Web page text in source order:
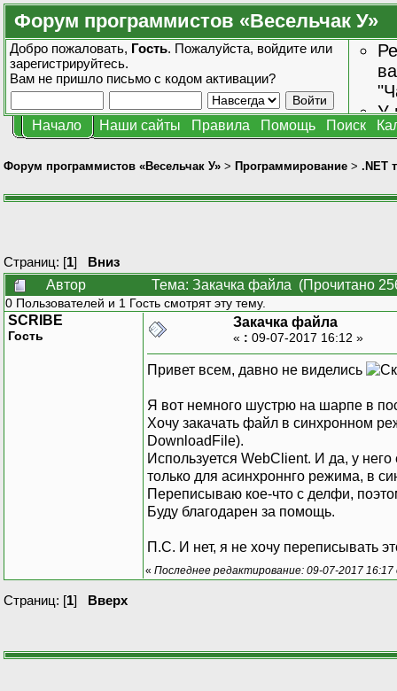
Форум программистов «Весельчак У»
Добро пожаловать, Гость. Пожалуйста, войдите или
зарегистрируйтесь.
Вам не пришло письмо с кодом активации?
У
Начало Наши сайты Правила Помощь Поиск
Форум программистов «Весельчак У» > Программирование > .NET
Страниц: [1] Вниз
Автор
Тема: Закачка файла (Прочитано
0 Пользователей и 1 Гость смотрят эту тему.
SCRIBE
Гость
Закачка файла
« : 09-07-2017 16:12 »
Привет всем, давно не виделись
Я вот немного шустрю на шарпе в
Хочу закачать файл в синхронном
DownloadFile).
Используется WebClient. И да, у
только для асинхроннго режима, в
Переписываю кое-что с делфи,
Буду благодарен за помощь.
П.С. И нет, я не хочу переписывать
« Последнее редактирование: 09-07-2017 16:17
Страниц: [1] Вверх